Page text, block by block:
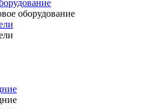
оборудование